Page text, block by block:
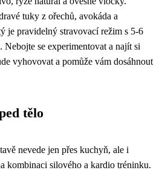
tuky z ořechů, avokáda a
je pravidelný stravovací režim s 5-6
Nebojte se experimentovat a najít si
vyhovovat a pomůže vám dosáhnout
tělo
nevede jen přes kuchyň, ale i
kombinaci silového a kardio tréninku.